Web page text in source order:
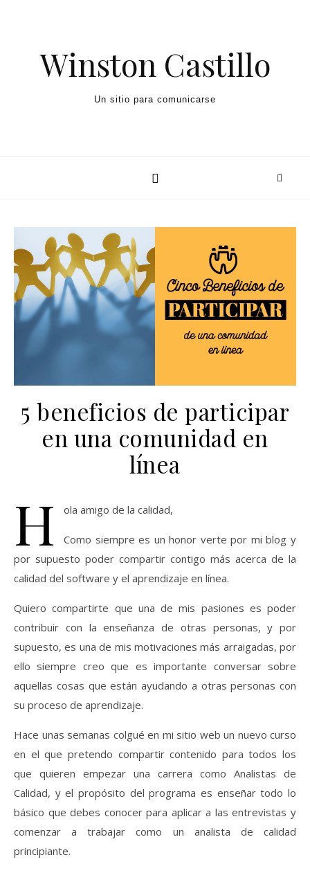
Winston Castillo
Un sitio para comunicarse
5 beneficios de participar
en una comunidad en
línea
H ola amigo de la calidad,
Como siempre es un honor verte por mi blog y
por supuesto poder compartir contigo más acerca de la
calidad del software y el aprendizaje en línea.
Quiero compartirte que una de mis pasiones es poder
contribuir con la enseñanza de otras personas, y por
supuesto, es una de mis motivaciones más arraigadas, por
ello siempre creo que es importante conversar sobre
aquellas cosas que están ayudando a otras personas con
su proceso de aprendizaje.
Hace unas semanas colgué en mi sitio web un nuevo curso
en el que pretendo compartir contenido para todos los
que quieren empezar una carrera como Analistas de
Calidad, y el propósito del programa es enseñar todo lo
básico que debes conocer para aplicar a las entrevistas y
comenzar a trabajar como un analista de calidad
principiante.